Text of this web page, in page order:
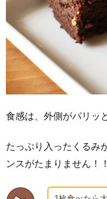
食感は、外側がパリッ
たっぷり入ったくるみ
ンスがたまりません！！